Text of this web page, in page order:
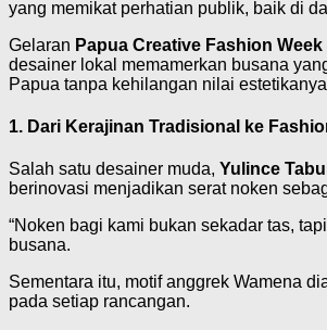
yang memikat perhatian publik, baik di
Gelaran Papua Creative Fashion Week
desainer lokal memamerkan busana
Papua tanpa kehilangan nilai
1. Dari Kerajinan Tradisional ke
Salah satu desainer muda, Yulince
berinovasi menjadikan serat noken
“Noken bagi kami bukan sekadar tas,
busana.
Sementara itu, motif anggrek Wamena
pada setiap rancangan.